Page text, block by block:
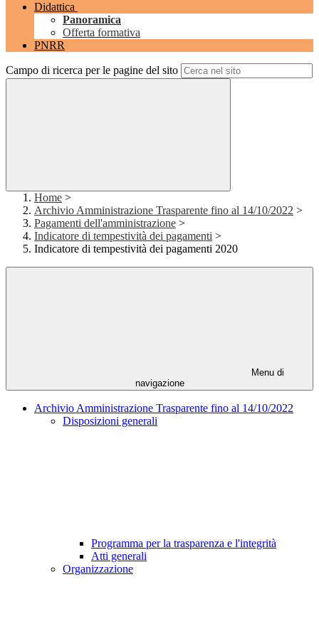
Didattica
Panoramica
Offerta formativa
PNRR
Campo di ricerca per le pagine del sito
Home >
Archivio Amministrazione Trasparente fino al 14/10/2022 >
Pagamenti dell'amministrazione >
Indicatore di tempestività dei pagamenti >
Indicatore di tempestività dei pagamenti 2020
Menu di
navigazione
Archivio Amministrazione Trasparente fino al 14/10/2022
Disposizioni generali
Programma per la trasparenza e l'integrità
Atti generali
Organizzazione